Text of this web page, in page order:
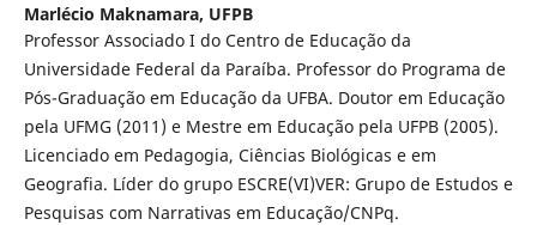
Marlécio Maknamara, UFPB
Professor Associado I do Centro de Educação da
Universidade Federal da Paraíba. Professor do Programa de
Pós-Graduação em Educação da UFBA. Doutor em Educação
pela UFMG (2011) e Mestre em Educação pela UFPB (2005).
Licenciado em Pedagogia, Ciências Biológicas e em
Geografia. Líder do grupo ESCRE(VI)VER: Grupo de Estudos e
Pesquisas com Narrativas em Educação/CNPq.